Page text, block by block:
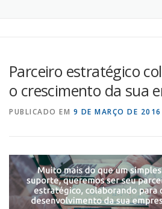
Parceiro estratégico
o crescimento da sua
PUBLICADO EM 9 DE MARÇO DE 2016